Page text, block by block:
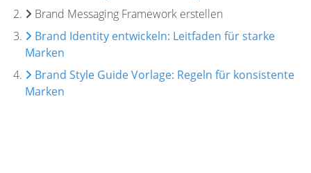
Brand Messaging Framework erstellen
Brand Identity entwickeln: Leitfaden für starke
Marken
Brand Style Guide Vorlage: Regeln für konsistente
Marken